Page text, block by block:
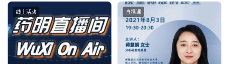
线上活动 直播课